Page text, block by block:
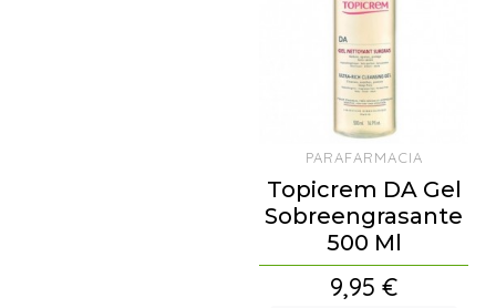
PARAFARMACIA
Topicrem DA Gel
Sobreengrasante
500 Ml
Precio
9,95 €